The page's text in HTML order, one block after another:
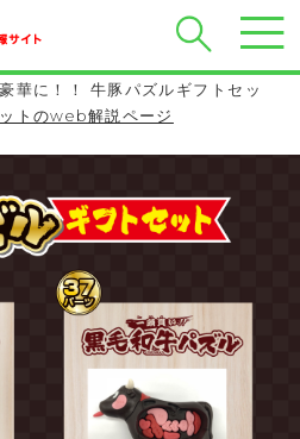
華に！！ 牛豚パズルギフトセッ
トのweb解説ページ